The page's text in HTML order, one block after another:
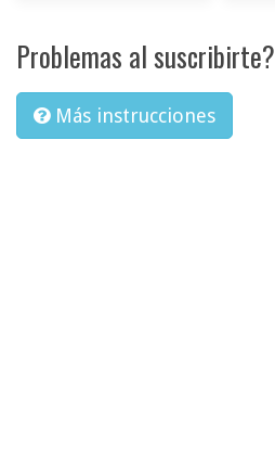
Problemas al suscribirte?
Más instrucciones